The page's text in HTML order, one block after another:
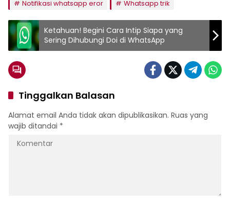
Notifikasi whatsapp eror
Whatsapp trik
Ketahuan! Begini Cara Intip Siapa yang
Sering Dihubungi Doi di WhatsApp
Tinggalkan Balasan
Alamat email Anda tidak akan dipublikasikan. Ruas yang
wajib ditandai *